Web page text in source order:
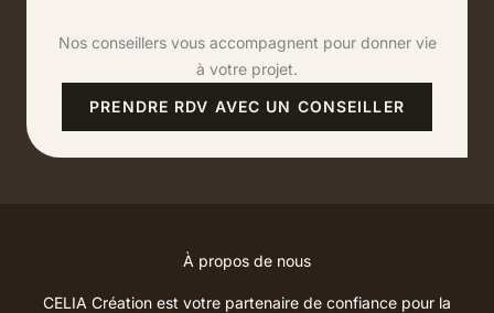
Nos conseillers vous accompagnent pour donner vie
à votre projet.
PRENDRE RDV AVEC UN CONSEILLER
À propos de nous
CELIA Création est votre partenaire de confiance pour la